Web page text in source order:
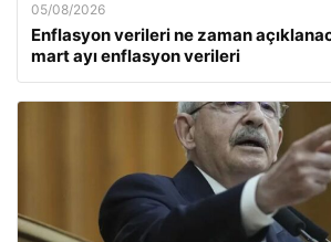
05/08/2026
Enflasyon verileri ne zaman
mart ayı enflasyon verileri